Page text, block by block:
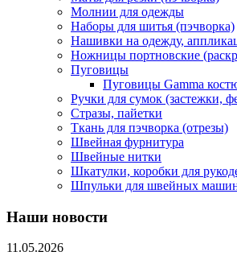
Молнии для одежды
Наборы для шитья (пэчворка)
Нашивки на одежду,
Ножницы портновские
Пуговицы
Пуговицы Gamma
Ручки для сумок (застежки,
Стразы, пайетки
Ткань для пэчворка (отрезы)
Швейная фурнитура
Швейные нитки
Шкатулки, коробки для
Шпульки для швейных
Наши новости
11.05.2026